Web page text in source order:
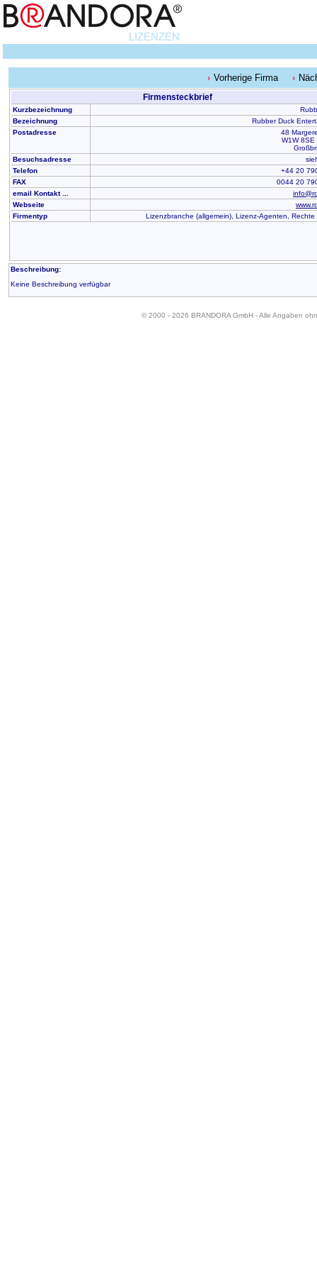
LIZENZEN
Vorherige Firma
Firmensteckbrief
Kurzbezeichnung
Bezeichnung
Rubber Duck
Postadresse
48
W1W
Besuchsadresse
Telefon
+44 20
FAX
0044 20
email Kontakt ...
Webseite
Firmentyp
Lizenzbranche (allgemein), Lizenz-Agenten, Rechte
Beschreibung:
Keine Beschreibung verfügbar
© 2000 - 2026 BRANDORA GmbH - Alle Angaben